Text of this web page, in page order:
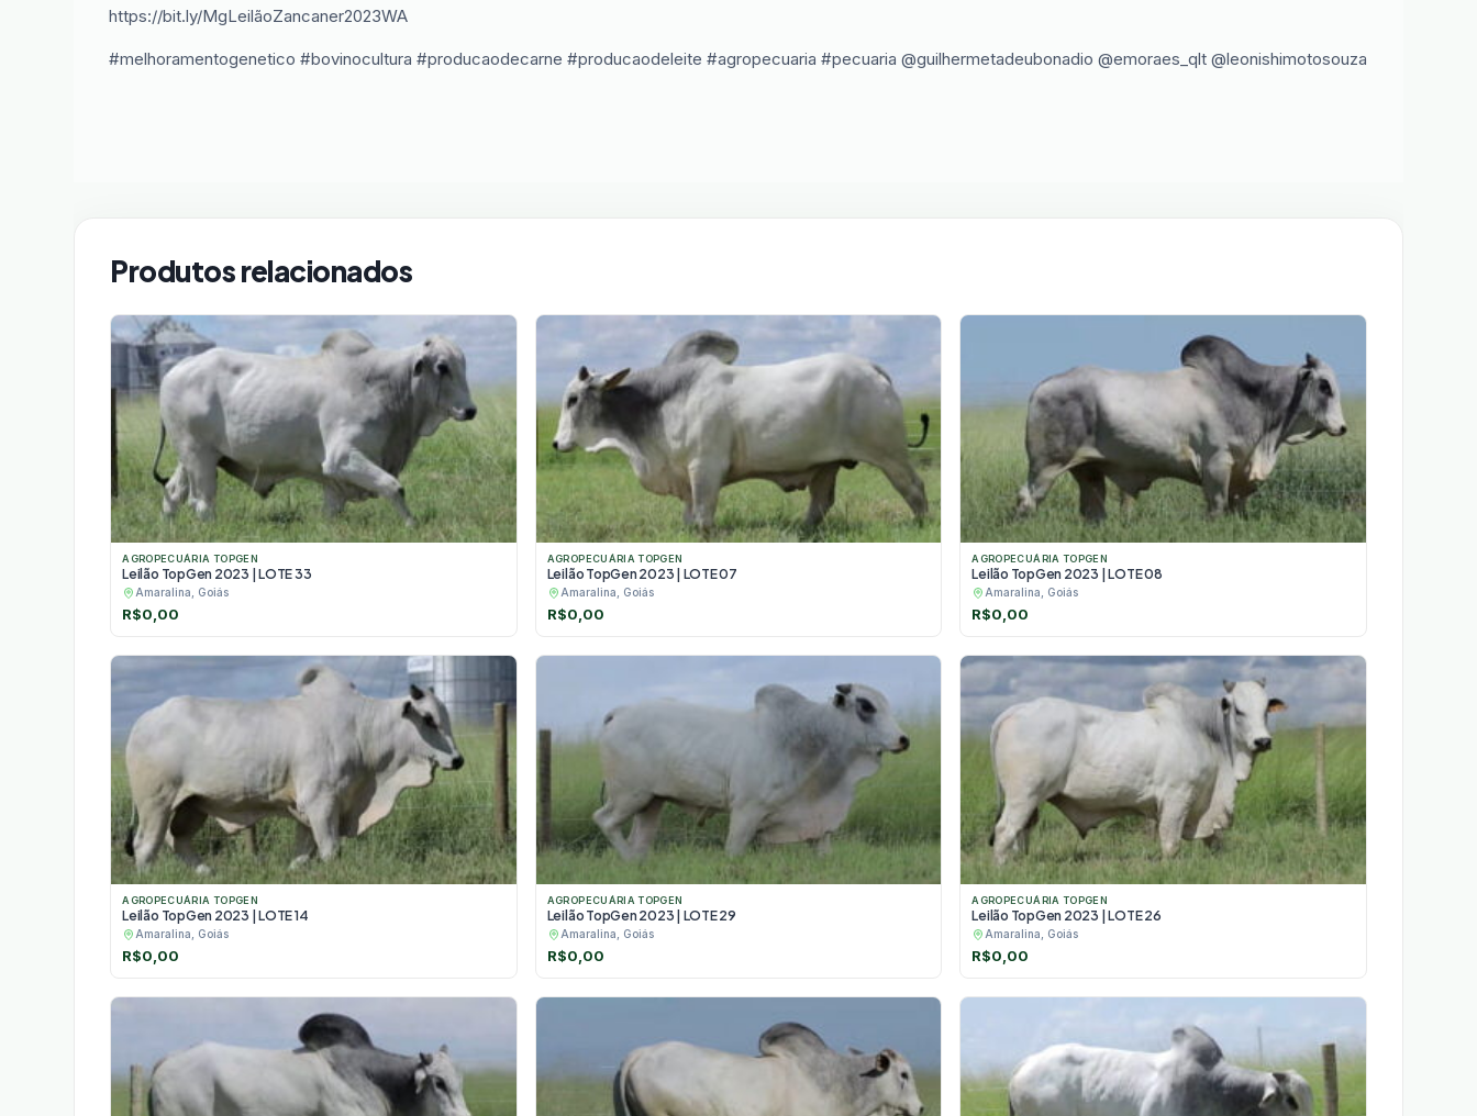
https://bit.ly/MgLeilãoZancaner2023WA
#melhoramentogenetico #bovinocultura #producaodecarne #producaodeleite #agropecuaria #pecuaria @guilhermetadeubonadio @emoraes_qlt @leonishimotosouza
Produtos relacionados
AGROPECUÁRIA TOPGEN
Leilão TopGen 2023 | LOTE 33
Amaralina, Goiás
R$0,00
AGROPECUÁRIA TOPGEN
Leilão TopGen 2023 | LOTE 07
Amaralina, Goiás
R$0,00
AGROPECUÁRIA TOPGEN
Leilão TopGen 2023 | LOTE 08
Amaralina, Goiás
R$0,00
AGROPECUÁRIA TOPGEN
Leilão TopGen 2023 | LOTE 14
Amaralina, Goiás
R$0,00
AGROPECUÁRIA TOPGEN
Leilão TopGen 2023 | LOTE 29
Amaralina, Goiás
R$0,00
AGROPECUÁRIA TOPGEN
Leilão TopGen 2023 | LOTE 26
Amaralina, Goiás
R$0,00